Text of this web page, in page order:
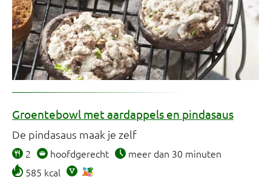
Groentebowl met aardappels en pindasaus
De pindasaus maak je zelf
2 hoofdgerecht
meer dan 30 minuten
585 kcal